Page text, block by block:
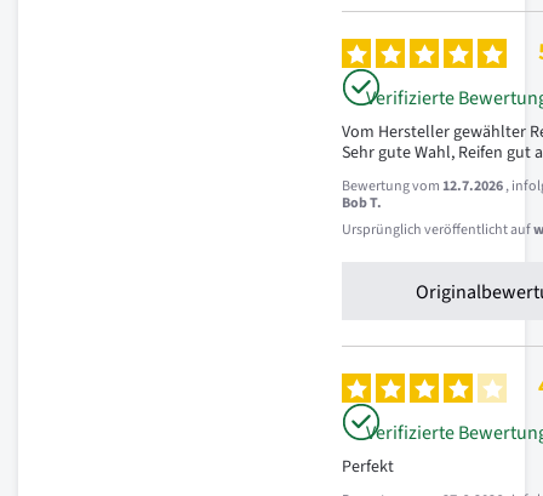
Verifizierte
Vom Hersteller gewählter
Sehr gute Wahl, Reifen gut
Bewertung vom12.7.2026,
Bob T.
Ursprünglich veröffentlicht auf
Verifizierte
Perfekt